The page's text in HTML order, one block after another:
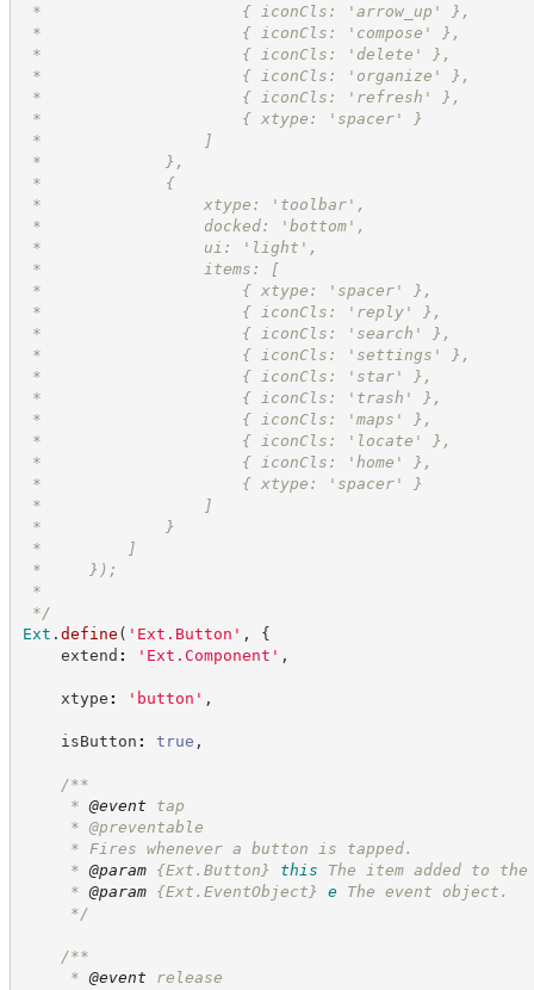
*                     { iconCls: 'arrow_up' },
*                     { iconCls: 'compose' },
*                     { iconCls: 'delete' },
*                     { iconCls: 'organize' },
*                     { iconCls: 'refresh' },
*                     { xtype: 'spacer' }
*                 ]
*             },
*             {
*                 xtype: 'toolbar',
*                 docked: 'bottom',
*                 ui: 'light',
*                 items: [
*                     { xtype: 'spacer' },
*                     { iconCls: 'reply' },
*                     { iconCls: 'search' },
*                     { iconCls: 'settings' },
*                     { iconCls: 'star' },
*                     { iconCls: 'trash' },
*                     { iconCls: 'maps' },
*                     { iconCls: 'locate' },
*                     { iconCls: 'home' },
*                     { xtype: 'spacer' }
*                 ]
*             }
*         ]
*     });
*
*/
Ext . define ( ' Ext.Button ' ,
{
extend : ' Ext.Component ' ,
xtype : ' button ' ,
isButton : true ,
/**
* @event tap
* @preventable
* Fires whenever a button is tapped.
* @param {Ext.Button} this
The item added to
* @param {Ext.EventObject} e
The event object.
*/
/**
* @event release